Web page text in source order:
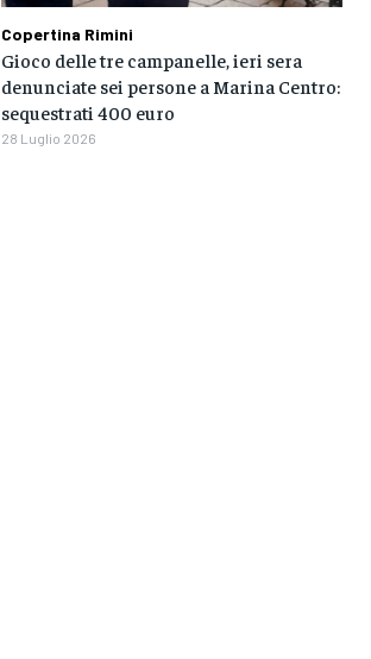
Copertina Rimini
Gioco delle tre campanelle, ieri sera
denunciate sei persone a Marina Centro:
sequestrati 400 euro
28 Luglio 2026